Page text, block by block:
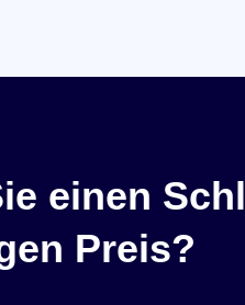
einen
Preis?